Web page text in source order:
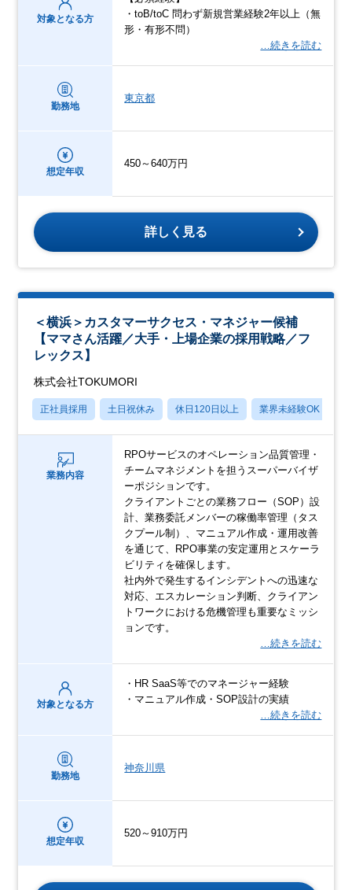
対象となる方
・toB/toC 問わず新規営業経験2年以上（無
形・有形不問）
…続きを読む
勤務地
東京都
想定年収
450～640万円
詳しく見る
＜横浜＞カスタマーサクセス・マネジャー候補
【ママさん活躍／大手・上場企業の採用戦略／フ
レックス】
株式会社TOKUMORI
正社員採用 土日祝休み 休日120日以上 業界未経験OK
業務内容
RPOサービスのオペレーション品質管理・
チームマネジメントを担うスーパーバイザ
ーポジションです。
クライアントごとの業務フロー（SOP）設
計、業務委託メンバーの稼働率管理（タス
クプール制）、マニュアル作成・運用改善
を通じて、RPO事業の安定運用とスケーラ
ビリティを確保します。
社内外で発生するインシデントへの迅速な
対応、エスカレーション判断、クライアン
トワークにおける危機管理も重要なミッシ
ョンです。
…続きを読む
対象となる方
・HR SaaS等でのマネージャー経験
・マニュアル作成・SOP設計の実績
…続きを読む
勤務地
神奈川県
想定年収
520～910万円